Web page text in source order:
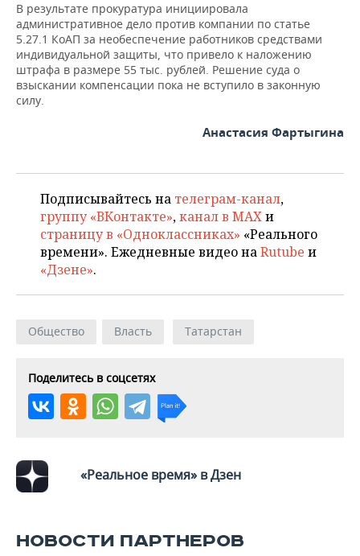
В результате прокуратура инициировала
административное дело против компании по статье
5.27.1 КоАП за необеспечение работников средствами
индивидуальной защиты, что привело к наложению
штрафа в размере 55 тыс. рублей. Решение суда о
взыскании компенсации пока не вступило в законную
силу.
Анастасия Фартыгина
Подписывайтесь на телеграм-канал,
группу «ВКонтакте»,канал в MAXи
страницу в «Одноклассниках» «Реального
времени». Ежедневные видео наRutube и
«Дзене».
Общество Власть Татарстан
Поделитесь в соцсетях
«Реальное время» в Дзен
НОВОСТИ ПАРТНЕРОВ